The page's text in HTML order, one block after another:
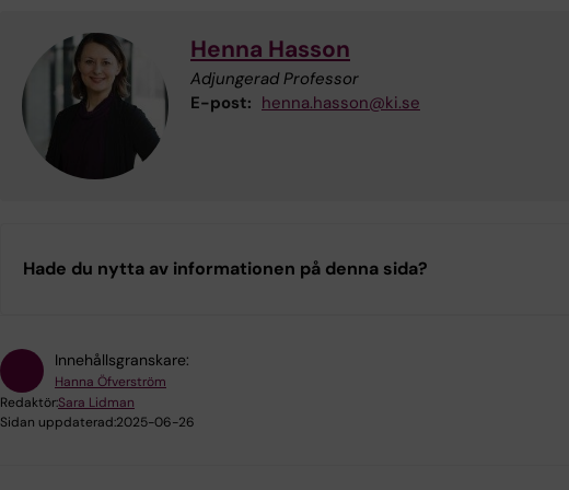
Henna Hasson
Adjungerad Professor
E-post: henna.hasson@ki.se
Hade du nytta av informationen på denna sida?
Innehållsgranskare:
Hanna Öfverström
Redaktör:Sara Lidman
Sidan uppdaterad:2025-06-26